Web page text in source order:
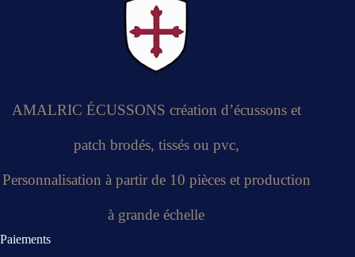
AMALRIC ÉCUSSONS création d’écussons et
patch brodés, tissés ou pvc,
Personnalisation à partir de 10 pièces et production
à grande échelle
Paiements